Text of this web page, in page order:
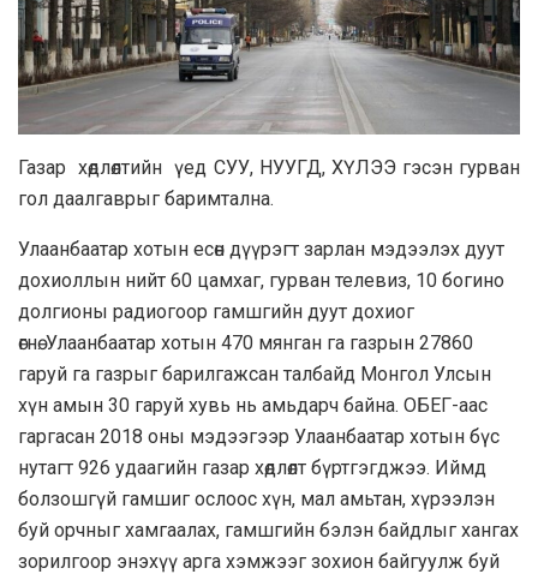
Газар хөдлөлтийн үед СУУ, НУУГД, ХҮЛЭЭ гэсэн гурван
гол даалгаврыг баримтална.
Улаанбаатар хотын есөн дүүрэгт зарлан мэдээлэх дуут
дохиоллын нийт 60 цамхаг, гурван телевиз, 10 богино
долгионы радиогоор гамшгийн дуут дохиог
өгнө. Улаанбаатар хотын 470 мянган га газрын 27860
гаруй га газрыг барилгажсан талбайд Монгол Улсын
хүн амын 30 гаруй хувь нь амьдарч байна. ОБЕГ-аас
гаргасан 2018 оны мэдээгээр Улаанбаатар хотын бүс
нутагт 926 удаагийн газар хөдлөлт бүртгэгджээ. Иймд
болзошгүй гамшиг ослоос хүн, мал амьтан, хүрээлэн
буй орчныг хамгаалах, гамшгийн бэлэн байдлыг хангах
зорилгоор энэхүү арга хэмжээг зохион байгуулж буй